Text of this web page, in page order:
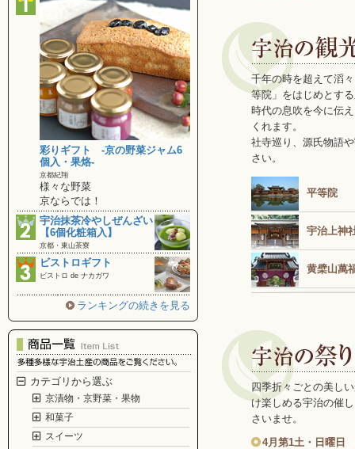
彩りギフト ‐京の野菜ジャム6
個入・果烙‐
京都紀翔
様々な野菜
京ならでは！
宇治抹茶冷やしぜんざい
【6個化粧箱入】
京都・東山茶寮
ビストロギフト
ビストロ de ナカガワ
ランキングの続きを見る
カテゴリから選ぶ
京漬物・京野菜・果物
和菓子
スイーツ
千年の時を超えて滔
等院」をはじめとす
時代の息吹を今に伝
くれます。
社寺巡り、源氏物語
さい。
平等院
宇治上神
黄檗山萬
四季折々ごとの美し
け楽しめる宇治の催
さいませ。
4月第1土・日曜